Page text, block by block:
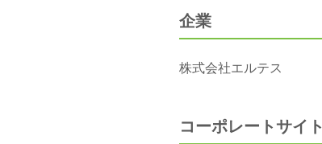
企業
株式会社エルテス
コーポレートサイト